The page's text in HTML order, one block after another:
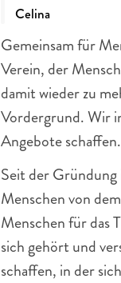
Celina
Gemeinsam für
Verein, der
damit wieder zu
Vordergrund. Wir
Angebote
Seit der Gründung
Menschen von
Menschen für das
sich gehört und
schaffen, in der